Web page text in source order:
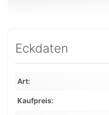
Eckdaten
Art
Kaufpreis